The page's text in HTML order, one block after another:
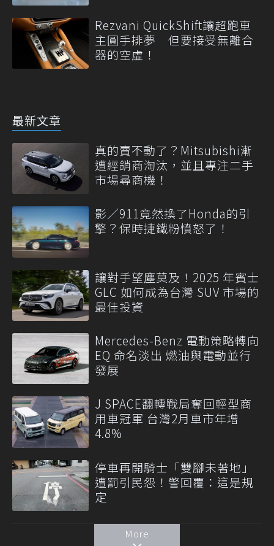
Rezvani QuickShift讓超跑車
主圓手排夢 但要接受無離合
器的空虛！
最新文章
真的賣不動了？Mitsubishi漸
遭經銷商淘汰，並且專注二手
市場尋商機！
影／911竟然換了Honda的引
擎？保時捷鐵粉憤怒了！
讓對手望塵莫及！2025 年賓士
GLC 如何成為台灣 SUV 市場的
最佳投資
Mercedes-Benz 電動策略轉向
EQ 命名淡出 燃油與電動並行
發展
J SPACE翻轉戰局奪回輕型商
用車冠軍 台灣2月車市年增
4.8%
停車再開騎士「雙腳未著地」
遭罰引民怨！警回覆：這是規
定
More